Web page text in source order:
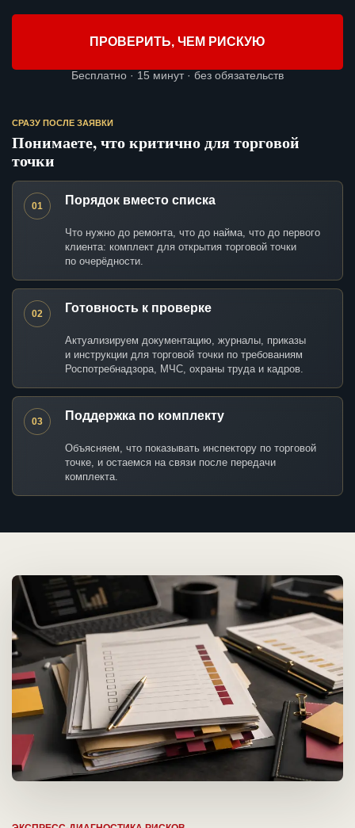
ПРОВЕРИТЬ, ЧЕМ РИСКУЮ
Бесплатно · 15 минут · без обязательств
СРАЗУ ПОСЛЕ ЗАЯВКИ
Понимаете, что критично для торговой
точки
01 Порядок вместо списка
Что нужно до ремонта, что до найма, что до первого
клиента: комплект для открытия торговой точки
по очерёдности.
02 Готовность к проверке
Актуализируем документацию, журналы, приказы
и инструкции для торговой точки по требованиям
Роспотребнадзора, МЧС, охраны труда и кадров.
03 Поддержка по комплекту
Объясняем, что показывать инспектору по торговой
точке, и остаемся на связи после передачи
комплекта.